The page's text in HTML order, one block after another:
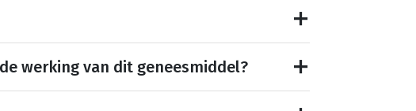
werking van dit geneesmiddel?